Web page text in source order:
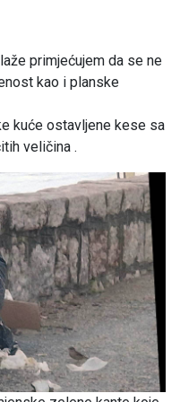
primjećujem da se ne
kao i planske
kuće ostavljene kese sa
veličina .